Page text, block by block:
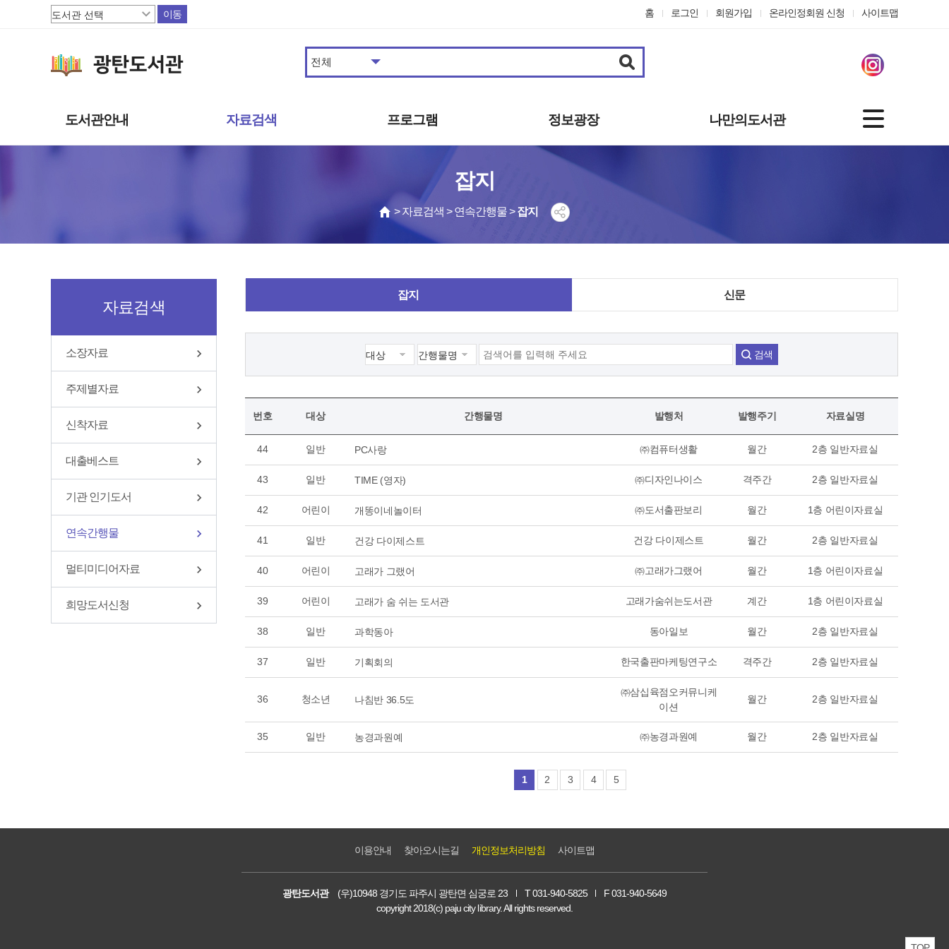
이동 홈 로그인 회원가입 온라인정회원 신청 사이트맵
도서관안내 자료검색
멀티미디어자료
프로그램
프로그램안내/신청
메이커스페이스
영상콘텐츠
영화상영
동아리
견학신청
정보광장
공지사항
자주하는질문
묻고답하기
보도자료
자원봉사 안내
나만의도서관
맞춤도서 서비스
온라인정회원 신청
잡지
> 자료검색 > 연속간행물 >잡지
자료검색
소장자료
주제별자료
신착자료
대출베스트
기관 인기도서
연속간행물
멀티미디어자료
희망도서신청
잡지 신문
검색
번호 대상 간행물명 발행처 발행주기 자료실명
44 일반 PC사랑 ㈜컴퓨터생활 월간 2층 일반자료실
43 일반 TIME (영자) ㈜디자인나이스 격주간 2층 일반자료실
42 어린이 개똥이네놀이터 ㈜도서출판보리 월간 1층 어린이자료실
41 일반 건강 다이제스트 건강 다이제스트 월간 2층 일반자료실
40 어린이 고래가 그랬어 ㈜고래가그랬어 월간 1층 어린이자료실
39 어린이 고래가 숨 쉬는 도서관 고래가숨쉬는도서관 계간 1층 어린이자료실
38 일반 과학동아 동아일보 월간 2층 일반자료실
37 일반 기획회의 한국출판마케팅연구소 격주간 2층 일반자료실
36 청소년 나침반 36.5도
㈜삼십육점오커뮤니케
이션
월간 2층 일반자료실
35 일반 농경과원예 ㈜농경과원예 월간 2층 일반자료실
1 2 3 4 5
이용안내 찾아오시는길 개인정보처리방침 사이트맵
광탄도서관 (우)10948 경기도 파주시 광탄면 심궁로 23 T 031-940-5825
F 031-940-5649
copyright 2018(c) paju city library. All rights reserved.